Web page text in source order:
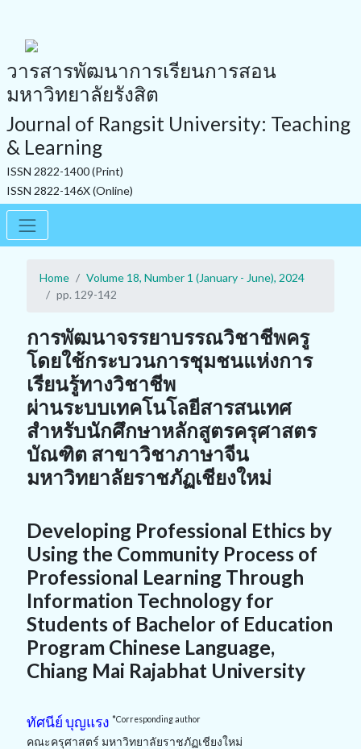
วารสารพัฒนาการเรียนการสอน
มหาวิทยาลัยรังสิต
Journal of Rangsit University: Teaching
& Learning
ISSN 2822-1400 (Print)
ISSN 2822-146X (Online)
Home
Volume 18, Number 1 (January - June), 2024
pp. 129-142
การพัฒนาจรรยาบรรณวิชาชีพครู
โดยใช้กระบวนการชุมชนแห่งการ
เรียนรู้ทางวิชาชีพ
ผ่านระบบเทคโนโลยีสารสนเทศ
สำหรับนักศึกษาหลักสูตรครุศาสตร
บัณฑิต สาขาวิชาภาษาจีน
มหาวิทยาลัยราชภัฏเชียงใหม่
Developing Professional Ethics by
Using the Community Process of
Professional Learning Through
Information Technology for
Students of Bachelor of Education
Program Chinese Language,
Chiang Mai Rajabhat University
ทัศนีย์ บุญแรง *Corresponding author
คณะครุศาสตร์ มหาวิทยาลัยราชภัฏเชียงใหม่